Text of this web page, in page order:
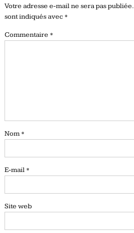
Votre adresse e-mail ne sera pas publiée.
sont indiqués avec *
Commentaire *
Nom *
E-mail *
Site web